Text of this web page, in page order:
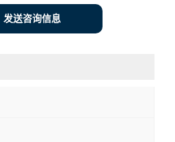
发送咨询信息